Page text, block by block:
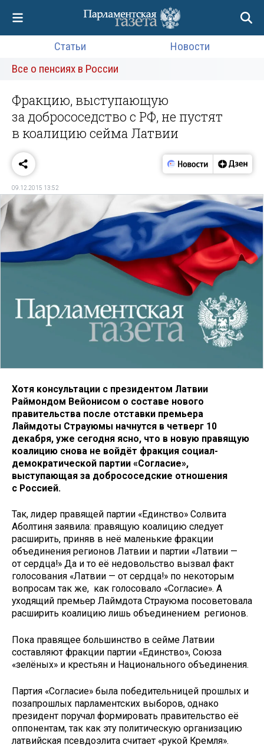
Статьи
Новости
Все о пенсиях в России
Фракцию, выступающую
за добрососедство с РФ, не пустят
в коалицию сейма Латвии
09.12.2015 13:52
Хотя консультации с президентом Латвии
Раймондом Вейонисом о составе нового
правительства после отставки премьера
Лаймдоты Страуюмы начнутся в четверг 10
декабря, уже сегодня ясно, что в новую правящую
коалицию снова не войдёт фракция социал-
демократической партии «Согласие»,
выступающая за добрососедские отношения
с Россией.
Так, лидер правящей партии «Единство» Солвита
Аболтиня заявила: правящую коалицию следует
расширить, приняв в неё маленькие фракции
объединения регионов Латвии и партии «Латвии —
от сердца!» Да и то её недовольство вызвал факт
голосования «Латвии — от сердца!» по некоторым
вопросам так же, как голосовало «Согласие». А
уходящий премьер Лаймдота Страуюма посоветовала
расширить коалицию лишь объединением регионов.
Пока правящее большинство в сейме Латвии
составляют фракции партии «Единство», Союза
«зелёных» и крестьян и Национального объединения.
Партия «Согласие» была победительницей прошлых и
позапрошлых парламентских выборов, однако
президент поручал формировать правительство её
оппонентам, так как эту политическую организацию
латвийская псевдоэлита считает «рукой Кремля».